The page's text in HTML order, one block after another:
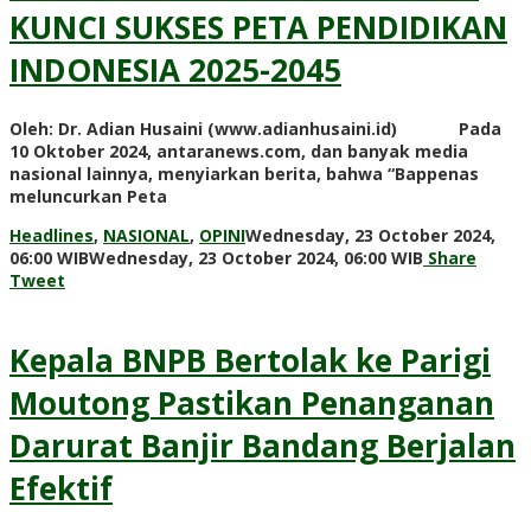
KUNCI SUKSES PETA PENDIDIKAN
INDONESIA 2025-2045
Oleh: Dr. Adian Husaini (www.adianhusaini.id) Pada
10 Oktober 2024, antaranews.com, dan banyak media
nasional lainnya, menyiarkan berita, bahwa “Bappenas
meluncurkan Peta
Headlines, NASIONAL, OPINIWednesday, 23 October 2024,
06:00 WIBWednesday, 23 October 2024, 06:00 WIB by
Share
Tweet
Kepala BNPB Bertolak ke Parigi
Moutong Pastikan Penanganan
Darurat Banjir Bandang Berjalan
Efektif